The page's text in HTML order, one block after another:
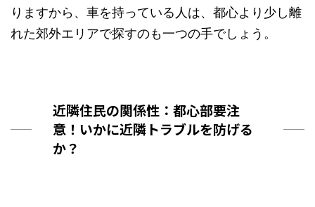
りますから、車を持っている人は、都心より少し離
れた郊外エリアで探すのも一つの手でしょう。
近隣住民の関係性：都心部要注
意！いかに近隣トラブルを防げる
か？